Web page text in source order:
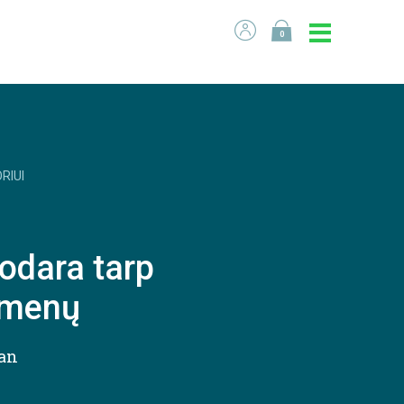
0
tarp